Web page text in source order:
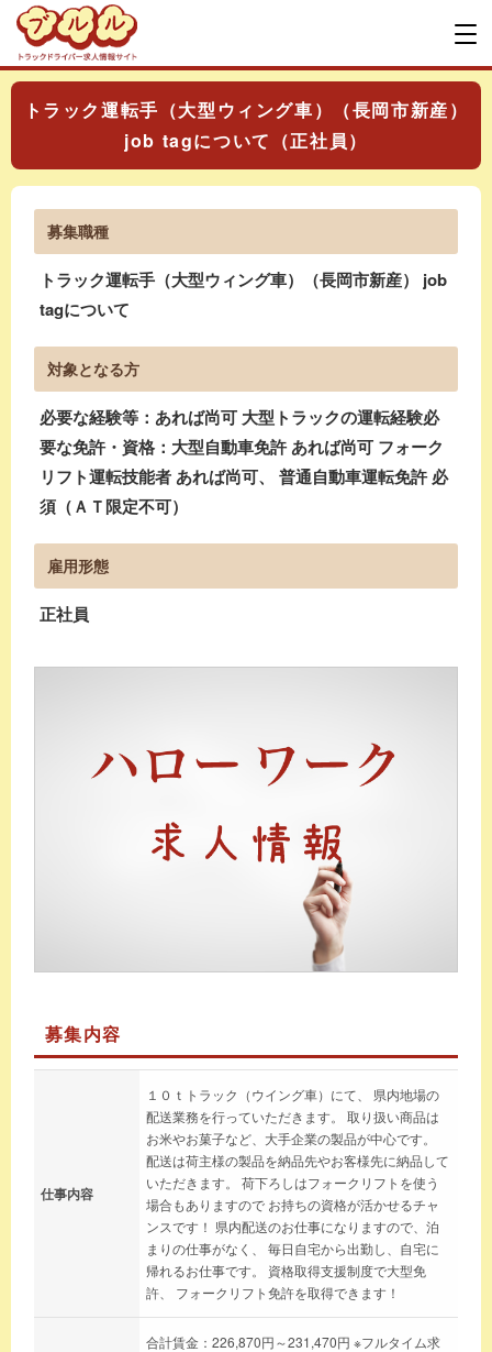
トラック運転手（大型ウィング車）（長岡市新産）
job tagについて（正社員）
募集職種
トラック運転手（大型ウィング車）（長岡市新産） job
tagについて
対象となる方
必要な経験等：あれば尚可 大型トラックの運転経験必
要な免許・資格：大型自動車免許 あれば尚可 フォーク
リフト運転技能者 あれば尚可、 普通自動車運転免許 必
須（ＡＴ限定不可）
雇用形態
正社員
募集内容
仕事内容
１０ｔトラック（ウイング車）にて、 県内地場の
配送業務を行っていただきます。 取り扱い商品は
お米やお菓子など、大手企業の製品が中心です。
配送は荷主様の製品を納品先やお客様先に納品して
いただきます。 荷下ろしはフォークリフトを使う
場合もありますので お持ちの資格が活かせるチャ
ンスです！ 県内配送のお仕事になりますので、泊
まりの仕事がなく、 毎日自宅から出勤し、自宅に
帰れるお仕事です。 資格取得支援制度で大型免
許、 フォークリフト免許を取得できます！
合計賃金：226,870円～231,470円 ※フルタイム求